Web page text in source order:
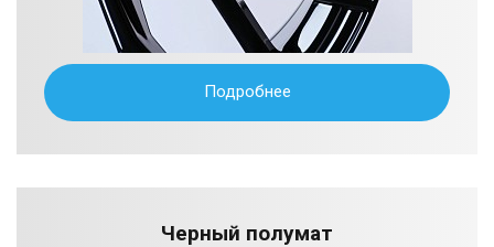
Подробнее
Черный полумат